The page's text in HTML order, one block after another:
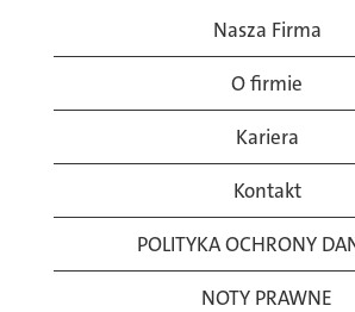
Nasza Firma
O firmie
Kariera
Kontakt
POLITYKA OCHRONY
NOTY PRAWNE